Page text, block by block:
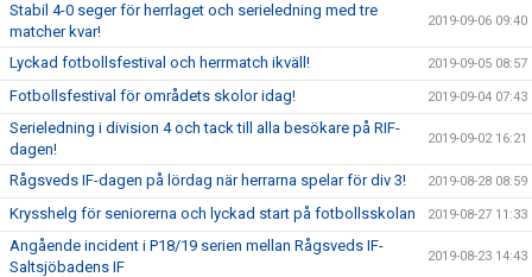
Stabil 4-0 seger för herrlaget och serieledning med tre
matcher kvar!
2019-09-06 09:40
Lyckad fotbollsfestival och herrmatch ikväll! 2019-09-05 08:57
Fotbollsfestival för områdets skolor idag! 2019-09-04 07:43
Serieledning i division 4 och tack till alla besökare på RIF-
dagen!
2019-09-02 16:21
Rågsveds IF-dagen på lördag när herrarna spelar för div 3! 2019-08-28 08:59
Krysshelg för seniorerna och lyckad start på fotbollsskolan 2019-08-27 11:33
Angående incident i P18/19 serien mellan Rågsveds IF-
Saltsjöbadens IF
2019-08-23 14:43